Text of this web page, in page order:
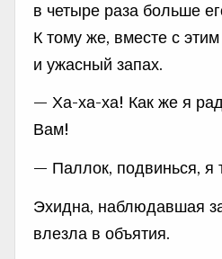
в четыре раза больше
К тому же, вместе с этим
и ужасный запах.
— Ха-ха-ха! Как же я
Вам!
— Паллок, подвинься, я
Эхидна, наблюдавшая
влезла в объятия.